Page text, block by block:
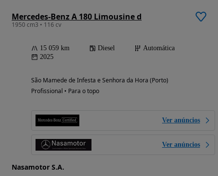
Mercedes-Benz A 180 Limousine d
1950 cm3 • 116 cv
15 059 km Diesel
Automática
2025
São Mamede de Infesta e Senhora da Hora (Porto)
Profissional • Para o topo
Ver anúncios
Ver anúncios
Nasamotor S.A.